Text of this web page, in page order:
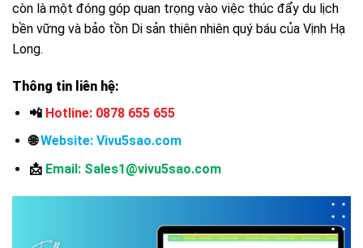
còn là một đóng góp quan trọng vào việc thúc đẩy du lịch
bền vững và bảo tồn Di sản thiên nhiên quý báu của Vịnh Hạ
Long.
Thông tin liên hệ:
📲 Hotline: 0878 655 655
🌐Website: Vivu5sao.com
📩 Email: Sales1@vivu5sao.com